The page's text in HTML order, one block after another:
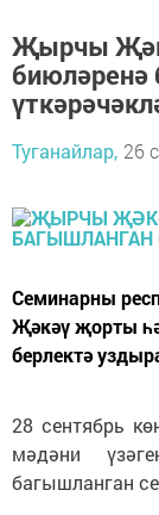
Җырчы
биюләренә
Туганайлар, 26
Семинарны
Җәкәү җорты
берлектә
28 сентябрь
мәдәни
багышланган